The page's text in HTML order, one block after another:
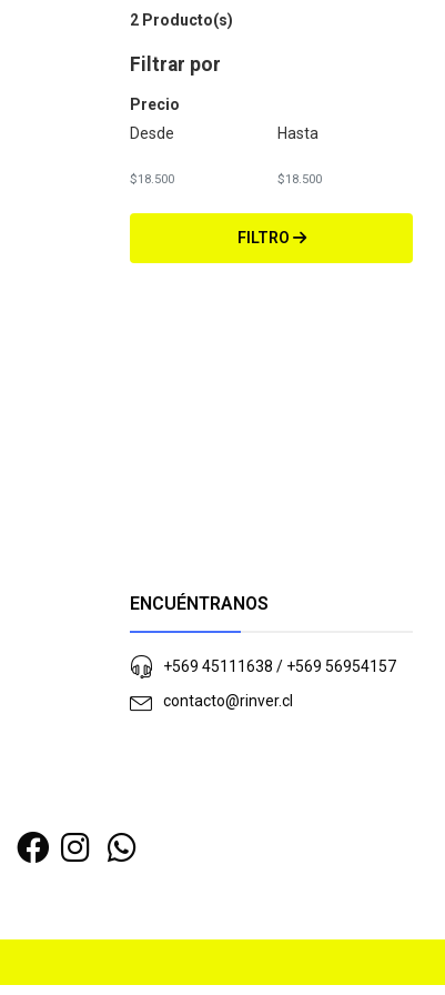
2 Producto(s)
Filtrar por
Precio
Desde
Hasta
FILTRO
ENCUÉNTRANOS
+569 45111638 / +569 56954157
contacto@rinver.cl